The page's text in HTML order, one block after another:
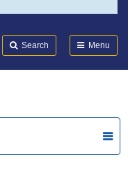
Search Menu